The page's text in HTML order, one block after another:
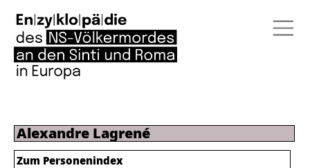
Alexandre Lagrené
Zum Personenindex